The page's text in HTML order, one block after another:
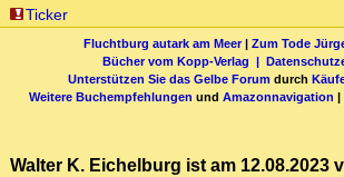
Ticker
Fluchtburg autark am Meer| Zum Tode
Bücher vom Kopp-Verlag |
Unterstützen Sie das Gelbe Forum durch
Weitere Buchempfehlungen und Amazonnavigation |
Walter K. Eichelburg ist am 12.08.2023